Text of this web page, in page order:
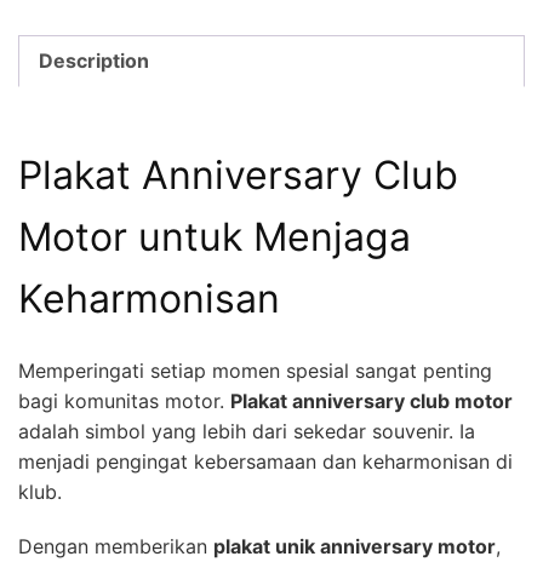
Description
Plakat Anniversary Club
Motor untuk Menjaga
Keharmonisan
Memperingati setiap momen spesial sangat penting
bagi komunitas motor. Plakat anniversary club motor
adalah simbol yang lebih dari sekedar souvenir. Ia
menjadi pengingat kebersamaan dan keharmonisan di
klub.
Dengan memberikan plakat unik anniversary motor,